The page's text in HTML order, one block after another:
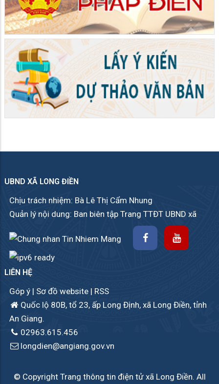
UBND XÃ LONG ĐIỀN
Chịu trách nhiệm: Bà Lê Thị Cẩm Nhung
Quản lý nội dung: Ban biên tập Trang TTĐT UBND xã
LIÊN HỆ
Góp ý | Sơ đồ website | RSS
Quốc lộ 80B, tổ 23, ấp Long Định, xã Long Điền, tỉnh
An Giang.
02963.615.456
longdien@angiang.gov.vn
© Copyright Trang thông tin điện tử xã Long Điền. All